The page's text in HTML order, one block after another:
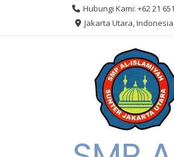
Hubungi Kami: +62 21
Jakarta Utara, Indonesia